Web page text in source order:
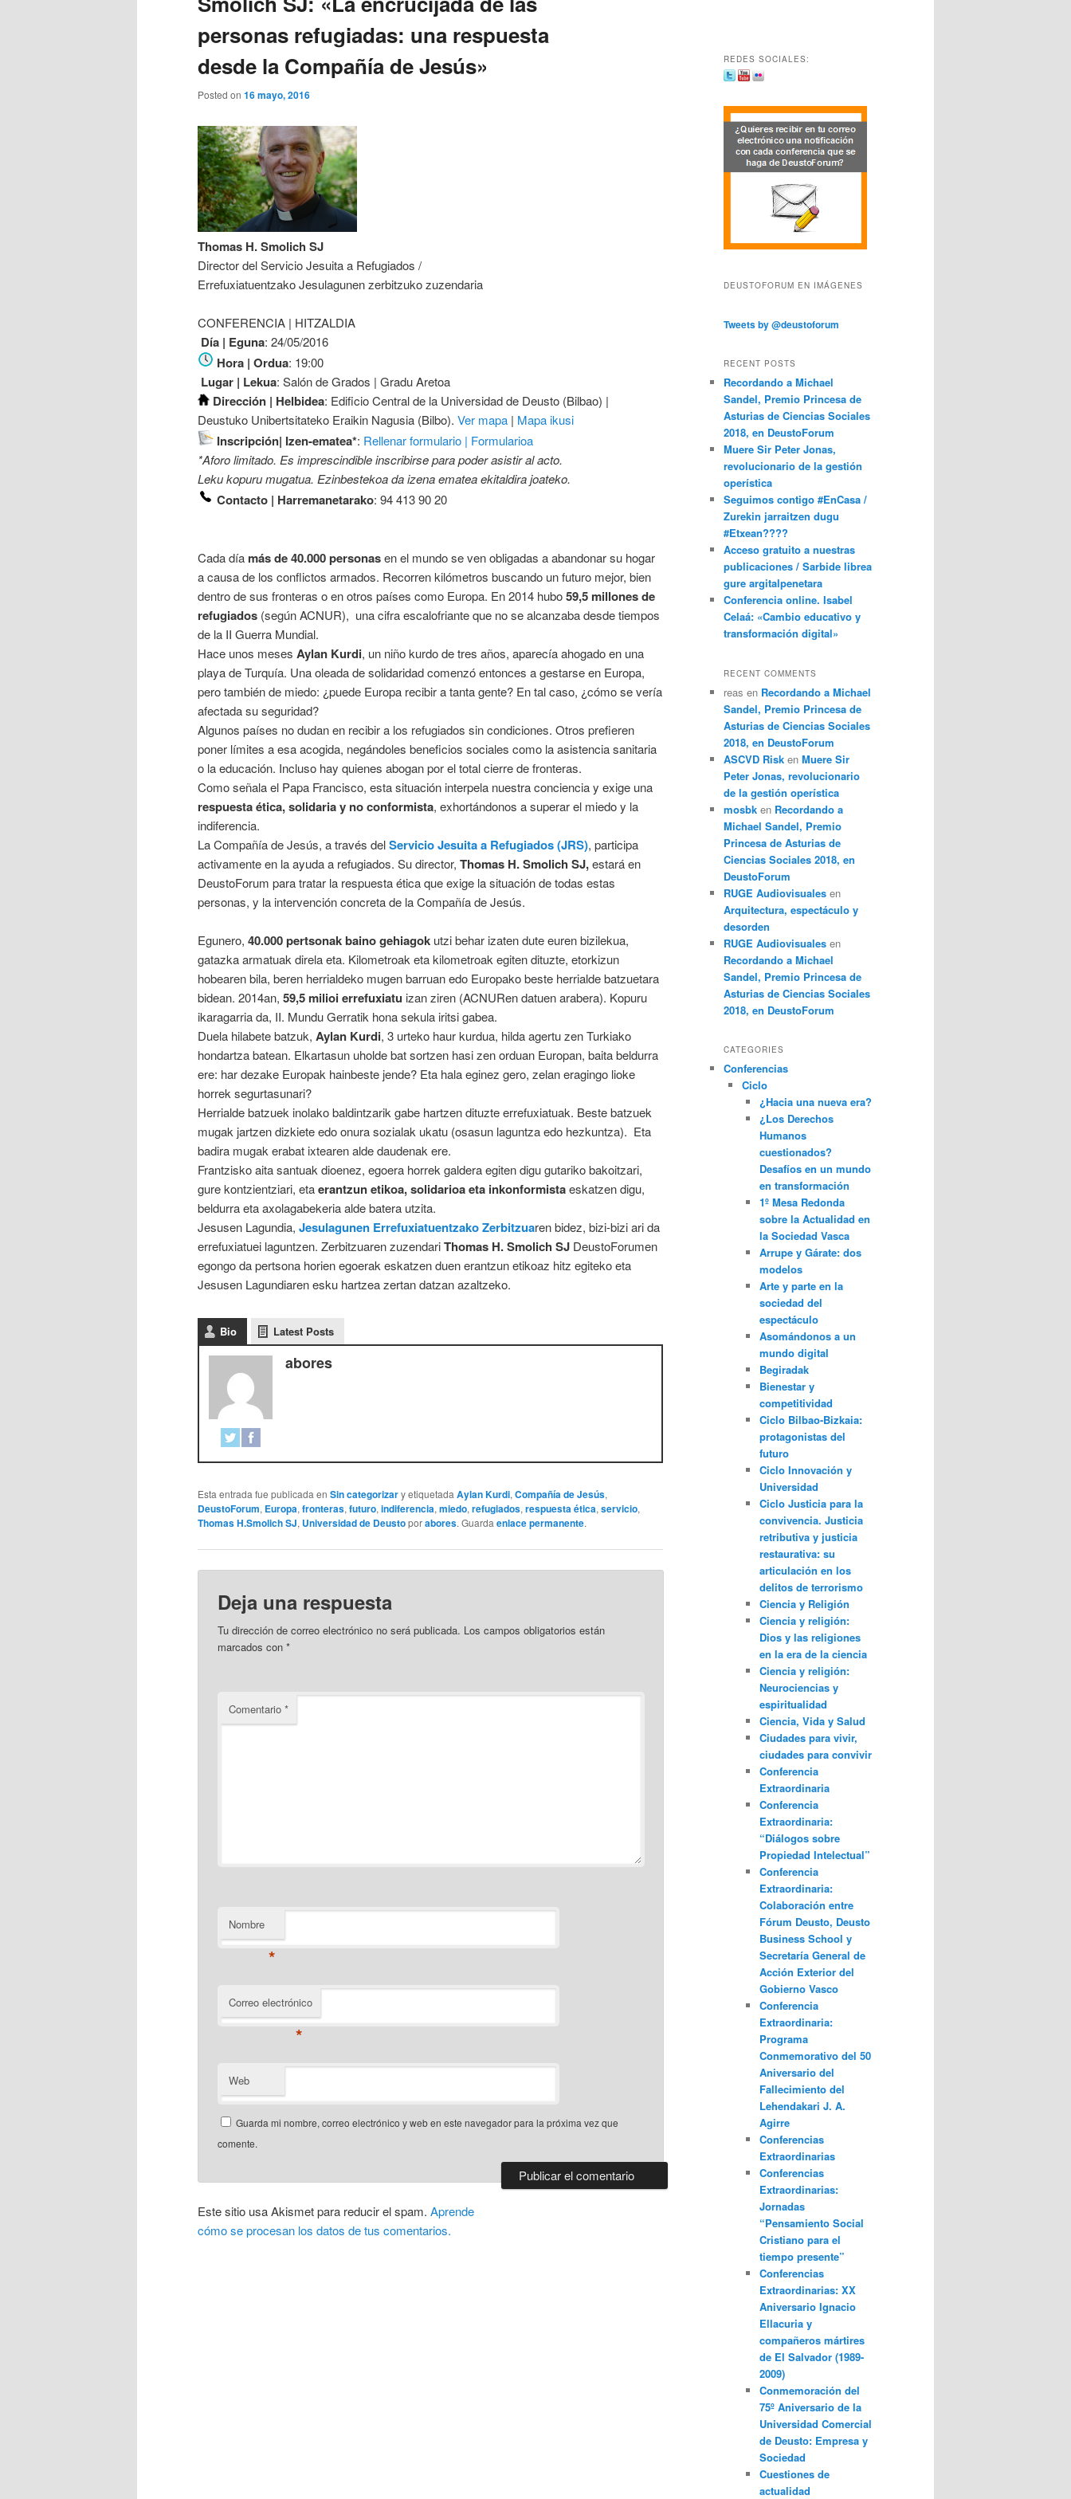
personas refugiadas: una respuesta
desde la Compañía de Jesús»
Posted on 16 mayo, 2016
Thomas H. Smolich SJ
Director del Servicio Jesuita a Refugiados /
Errefuxiatuentzako Jesulagunen zerbitzuko zuzendaria
CONFERENCIA | HITZALDIA
Día | Eguna: 24/05/2016
Hora | Ordua: 19:00
Lugar | Lekua: Salón de Grados | Gradu Aretoa
Dirección | Helbidea: Edificio Central de la Universidad de Deusto (Bilbao) |
Deustuko Unibertsitateko Eraikin Nagusia (Bilbo). Ver mapa | Mapa ikusi
Inscripción| Izen-ematea*: Rellenar formulario | Formularioa
*Aforo limitado. Es imprescindible inscribirse para poder asistir al acto.
Leku kopuru mugatua. Ezinbestekoa da izena ematea ekitaldira joateko.
Contacto | Harremanetarako: 94 413 90 20
Cada día más de 40.000 personasen el mundo se ven obligadas a abandonar su hogar
a causa de los conflictos armados. Recorren kilómetros buscando un futuro mejor, bien
dentro de sus fronteras o en otros países como Europa. En 2014 hubo59,5 millones de
refugiados (según ACNUR), una cifra escalofriante que no se alcanzaba desde tiempos
de la II Guerra Mundial.
Hace unos meses Aylan Kurdi, un niño kurdo de tres años, aparecía ahogado en una
playa de Turquía. Una oleada de solidaridad comenzó entonces a gestarse en Europa,
pero también de miedo: ¿puede Europa recibir a tanta gente? En tal caso, ¿cómo se vería
afectada su seguridad?
Algunos países no dudan en recibir a los refugiados sin condiciones. Otros prefieren
poner límites a esa acogida, negándoles beneficios sociales como la asistencia sanitaria
o la educación. Incluso hay quienes abogan por el total cierre de fronteras.
Como señala el Papa Francisco, esta situación interpela nuestra conciencia y exige una
respuesta ética, solidaria y no conformista, exhortándonos a superar el miedo y la
indiferencia.
La Compañía de Jesús, a través delServicio Jesuita a Refugiados (JRS), participa
activamente en la ayuda a refugiados. Su director, Thomas H. Smolich SJ,estará en
DeustoForum para tratar la respuesta ética que exige la situación de todas estas
personas, y la intervención concreta de la Compañía de Jesús.
Egunero, 40.000 pertsonak baino gehiagok utzi behar izaten dute euren bizilekua,
gatazka armatuak direla eta. Kilometroak eta kilometroak egiten dituzte, etorkizun
hobearen bila, beren herrialdeko mugen barruan edo Europako beste herrialde batzuetara
bidean. 2014an, 59,5 milioi errefuxiatu izan ziren (ACNURen datuen arabera). Kopuru
ikaragarria da, II. Mundu Gerratik hona sekula iritsi gabea.
Duela hilabete batzuk, Aylan Kurdi, 3 urteko haur kurdua, hilda agertu zen Turkiako
hondartza batean. Elkartasun uholde bat sortzen hasi zen orduan Europan, baita beldurra
ere: har dezake Europak hainbeste jende? Eta hala eginez gero, zelan eragingo lioke
horrek segurtasunari?
Herrialde batzuek inolako baldintzarik gabe hartzen dituzte errefuxiatuak. Beste batzuek
mugak jartzen dizkiete edo onura sozialak ukatu (osasun laguntza edo hezkuntza). Eta
badira mugak erabat ixtearen alde daudenak ere.
Frantzisko aita santuak dioenez, egoera horrek galdera egiten digu gutariko bakoitzari,
gure kontzientziari, etaerantzun etikoa, solidarioa eta inkonformistaeskatzen digu,
beldurra eta axolagabekeria alde batera utzita.
Jesusen Lagundia, Jesulagunen Errefuxiatuentzako Zerbitzuaren bidez, bizi-bizi ari da
errefuxiatuei laguntzen. Zerbitzuaren zuzendariThomas H. Smolich SJ DeustoForumen
egongo da pertsona horien egoerak eskatzen duen erantzun etikoaz hitz egiteko eta
Jesusen Lagundiaren esku hartzea zertan datzan azaltzeko.
Bio Latest Posts
abores
Esta entrada fue publicada en Sin categorizary etiquetada Aylan Kurdi, Compañía de Jesús,
DeustoForum, Europa, fronteras, futuro, indiferencia, miedo, refugiados, respuesta ética, servicio,
Thomas H.Smolich SJ, Universidad de Deustoporabores. Guarda enlace permanente.
Deja una respuesta
Tu dirección de correo electrónico no será publicada. Los campos obligatorios están
marcados con*
Comentario*
Nombre
*
Correo electrónico
*
Web
Guarda mi nombre, correo electrónico y web en este navegador para la próxima vez que
comente.
Este sitio usa Akismet para reducir el spam. Aprende
cómo se procesan los datos de tus comentarios.
REDES SOCIALES:
DEUSTOFORUM EN IMÁGENES
Tweets by @deustoforum
RECENT POSTS
Recordando a Michael
Sandel, Premio Princesa de
Asturias de Ciencias Sociales
2018, en DeustoForum
Muere Sir Peter Jonas,
revolucionario de la gestión
operística
Seguimos contigo #EnCasa /
Zurekin jarraitzen dugu
#Etxean????
Acceso gratuito a nuestras
publicaciones / Sarbide librea
gure argitalpenetara
Conferencia online. Isabel
Celaá: «Cambio educativo y
transformación digital»
RECENT COMMENTS
reas en Recordando a Michael
Sandel, Premio Princesa de
Asturias de Ciencias Sociales
2018, en DeustoForum
ASCVD Risk en Muere Sir
Peter Jonas, revolucionario
de la gestión operística
mosbk en Recordando a
Michael Sandel, Premio
Princesa de Asturias de
Ciencias Sociales 2018, en
DeustoForum
RUGE Audiovisuales en
Arquitectura, espectáculo y
desorden
RUGE Audiovisuales en
Recordando a Michael
Sandel, Premio Princesa de
Asturias de Ciencias Sociales
2018, en DeustoForum
CATEGORIES
Conferencias
Ciclo
¿Hacia una nueva era?
¿Los Derechos
Humanos
cuestionados?
Desafíos en un mundo
en transformación
1º Mesa Redonda
sobre la Actualidad en
la Sociedad Vasca
Arrupe y Gárate: dos
modelos
Arte y parte en la
sociedad del
espectáculo
Asomándonos a un
mundo digital
Begiradak
Bienestar y
competitividad
Ciclo Bilbao-Bizkaia:
protagonistas del
futuro
Ciclo Innovación y
Universidad
Ciclo Justicia para la
convivencia. Justicia
retributiva y justicia
restaurativa: su
articulación en los
delitos de terrorismo
Ciencia y Religión
Ciencia y religión:
Dios y las religiones
en la era de la ciencia
Ciencia y religión:
Neurociencias y
espiritualidad
Ciencia, Vida y Salud
Ciudades para vivir,
ciudades para convivir
Conferencia
Extraordinaria
Conferencia
Extraordinaria:
“Diálogos sobre
Propiedad Intelectual”
Conferencia
Extraordinaria:
Colaboración entre
Fórum Deusto, Deusto
Business School y
Secretaría General de
Acción Exterior del
Gobierno Vasco
Conferencia
Extraordinaria:
Programa
Conmemorativo del 50
Aniversario del
Fallecimiento del
Lehendakari J. A.
Agirre
Conferencias
Extraordinarias
Conferencias
Extraordinarias:
Jornadas
“Pensamiento Social
Cristiano para el
tiempo presente”
Conferencias
Extraordinarias: XX
Aniversario Ignacio
Ellacuria y
compañeros mártires
de El Salvador (1989-
2009)
Conmemoración del
75º Aniversario de la
Universidad Comercial
de Deusto: Empresa y
Sociedad
Cuestiones de
actualidad